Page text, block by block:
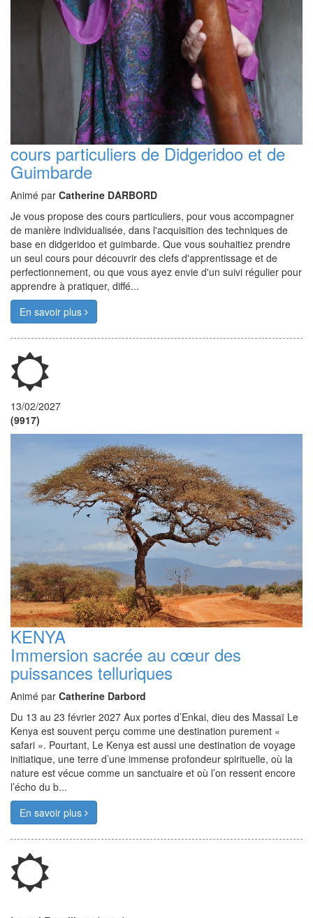
cours particuliers de Didgeridoo et de
Guimbarde
Animé par Catherine DARBORD
Je vous propose des cours particuliers, pour vous accompagner
de manière individualisée, dans l'acquisition des techniques de
base en didgeridoo et guimbarde. Que vous souhaitiez prendre
un seul cours pour découvrir des clefs d'apprentissage et de
perfectionnement, ou que vous ayez envie d'un suivi régulier pour
apprendre à pratiquer, diffé...
En savoir plus
13/02/2027
(9917)
KENYA
Immersion sacrée au cœur des
puissances telluriques
Animé par Catherine Darbord
Du 13 au 23 février 2027 Aux portes d’Enkai, dieu des Massaï Le
Kenya est souvent perçu comme une destination purement «
safari ». Pourtant, Le Kenya est aussi une destination de voyage
initiatique, une terre d’une immense profondeur spirituelle, où la
nature est vécue comme un sanctuaire et où l’on ressent encore
l’écho du b...
En savoir plus